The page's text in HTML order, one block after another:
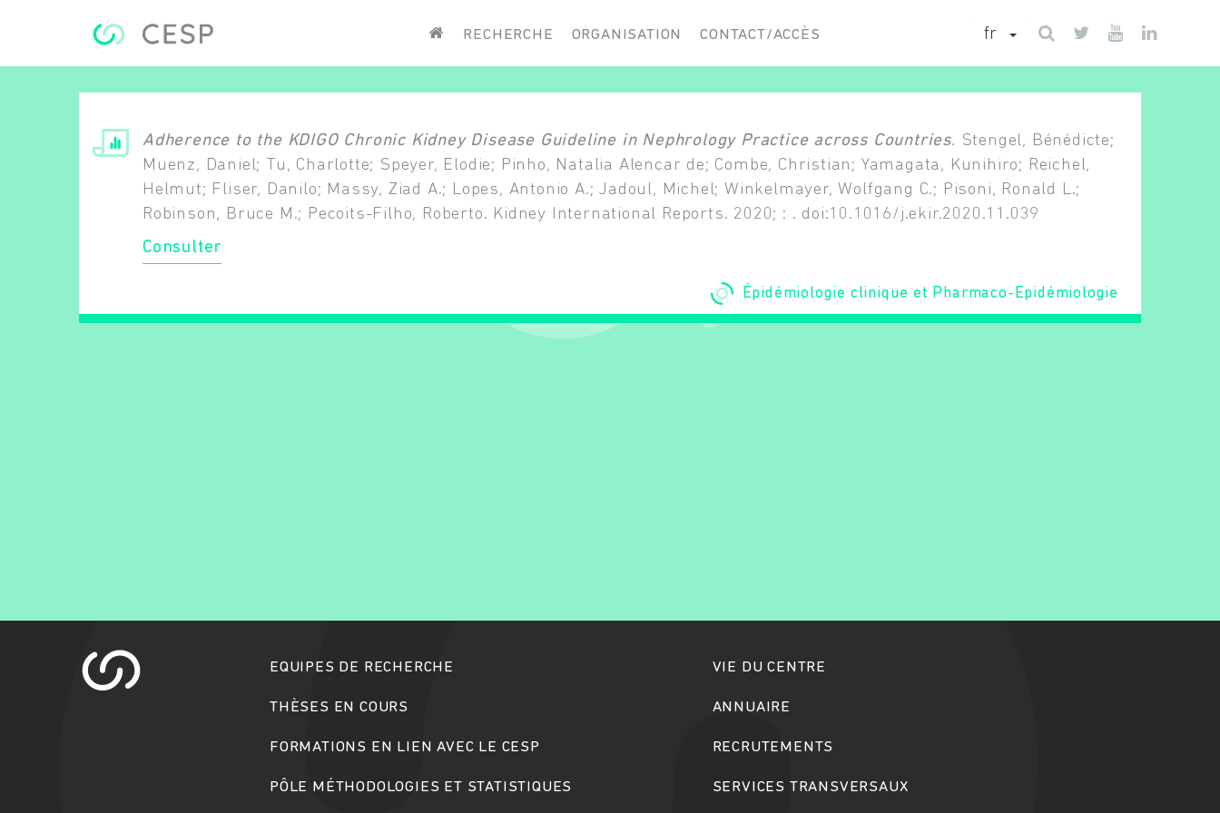
RECHERCHE ORGANISATION CONTACT/ACCÈS fr
Adherence to the KDIGO Chronic Kidney Disease Guideline in Nephrology Practice across Countries. Stengel, Bénédicte;
Muenz, Daniel; Tu, Charlotte; Speyer, Elodie; Pinho, Natalia Alencar de; Combe, Christian; Yamagata, Kunihiro; Reichel,
Helmut; Fliser, Danilo; Massy, Ziad A.; Lopes, Antonio A.; Jadoul, Michel; Winkelmayer, Wolfgang C.; Pisoni, Ronald L.;
Robinson, Bruce M.; Pecoits-Filho, Roberto. Kidney International Reports. 2020; : . doi:10.1016/j.ekir.2020.11.039
Consulter
Épidémiologie clinique et Pharmaco-Epidémiologie
EQUIPES DE RECHERCHE
THÈSES EN COURS
FORMATIONS EN LIEN AVEC LE CESP
PÔLE MÉTHODOLOGIES ET STATISTIQUES
VIE DU CENTRE
ANNUAIRE
RECRUTEMENTS
SERVICES TRANSVERSAUX